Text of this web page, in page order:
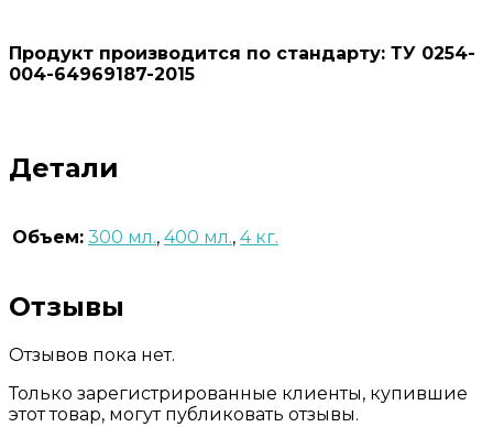
Продукт производится по стандарту: ТУ 0254-
004-64969187-2015
Детали
Объем: 300 мл., 400 мл., 4 кг.
Отзывы
Отзывов пока нет.
Только зарегистрированные клиенты, купившие
этот товар, могут публиковать отзывы.